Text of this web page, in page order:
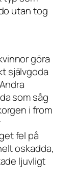
utan tog
göra
självgoda
som såg
i from
fel på
oskadda,
ljuvligt